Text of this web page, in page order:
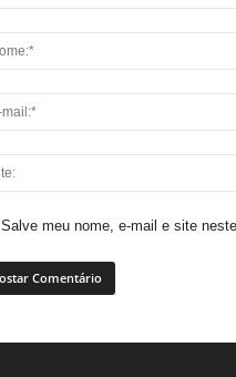
Salve meu nome, e-mail e site